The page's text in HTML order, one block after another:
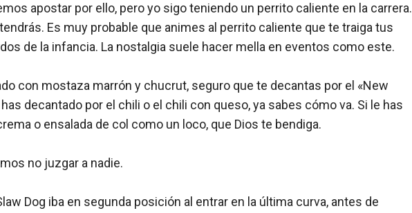
apostar por ello, pero yo sigo teniendo un perrito caliente en la carrera.
Es muy probable que animes al perrito caliente que te traiga tus
de la infancia. La nostalgia suele hacer mella en eventos como este.
con mostaza marrón y chucrut, seguro que te decantas por el «New
has decantado por el chili o el chili con queso, ya sabes cómo va. Si le has
o ensalada de col como un loco, que Dios te bendiga.
no juzgar a nadie.
Dog iba en segunda posición al entrar en la última curva, antes de